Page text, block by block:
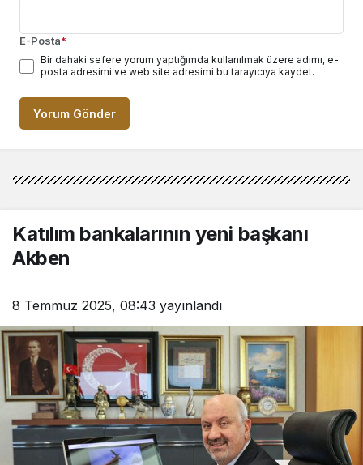
E-Posta*
Bir dahaki sefere yorum yaptığımda kullanılmak üzere adımı, e-
posta adresimi ve web site adresimi bu tarayıcıya kaydet.
Yorum Gönder
Katılım bankalarının yeni başkanı
Akben
8 Temmuz 2025, 08:43 yayınlandı